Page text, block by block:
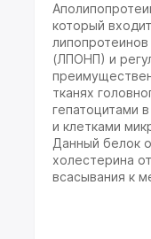
который
(ЛПОНП) и
тканях
гепатоцитами
и клетками
Данный белок
холестерина
всасывания к